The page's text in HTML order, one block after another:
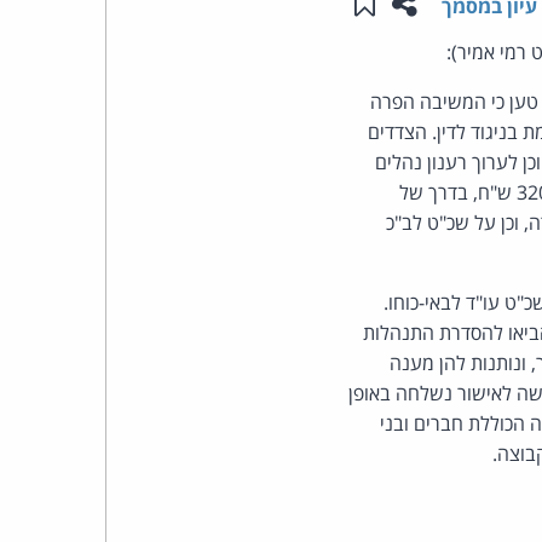
עיון במסמך
רמי אמיר):
כי המשיבה הפרה
לאחר ששלחה דברי פרסומת בניגוד לדין. הצדדים
לערוך רענון נהלים
והדרכה בנושא לכל הגורמים הרלבנטיים. המשיבה אף התחייבה להעניק הטבה לציבור בסך 320,000 ש"ח, בדרך של
למבקש בסך 12,000 ש"ח והוצאות אגרה, וכן על שכ"ט לב"כ
עו"ד לבאי-כוחו.
להסדרת התנהלות
להן מענה
לאישור נשלחה באופן
חברים ובני